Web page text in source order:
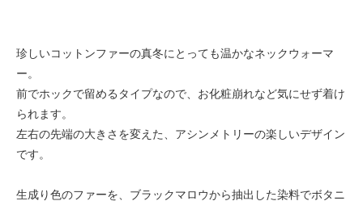
珍しいコットンファーの真冬にとっても温かなネックウォーマ
ー。
前でホックで留めるタイプなので、お化粧崩れなど気にせず着け
られます。
左右の先端の大きさを変えた、アシンメトリーの楽しいデザイン
です。
生成り色のファーを、ブラックマロウから抽出した染料でボタニ